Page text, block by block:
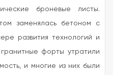
броневые листы.
заменялась бетоном с
развития технологий и
форты утратили
и многие из них были